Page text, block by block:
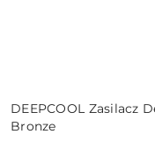
DEEPCOOL Zasilacz
Bronze